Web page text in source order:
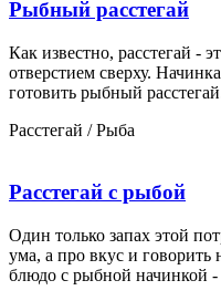
Рыбный расстегай
Как известно, расстегай -
отверстием сверху.
готовить рыбный
Расстегай / Рыба
Расстегай с рыбой
Один только запах этой
ума, а про вкус и говорить
блюдо с рыбной начинкой -